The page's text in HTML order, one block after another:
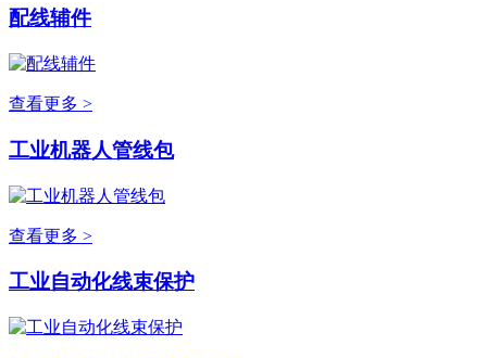
配线辅件
查看更多 >
工业机器人管线包
查看更多 >
工业自动化线束保护